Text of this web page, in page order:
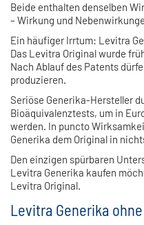
Beide enthalten denselben
– Wirkung und
Ein häufiger Irrtum: Levitra
Das Levitra Original wurde
Nach Ablauf des Patents
produzieren.
Seriöse Generika-Hersteller
Bioäquivalenztests, um in
werden. In puncto
Generika dem Original in
Den einzigen spürbaren
Levitra Generika kaufen
Levitra Original.
Levitra Generika